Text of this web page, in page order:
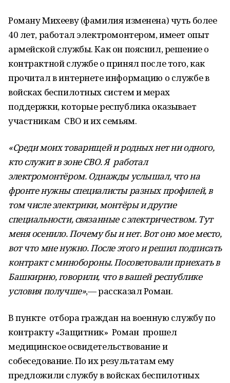
Роману Михееву (фамилия изменена) чуть более
40 лет, работал электромонтером, имеет опыт
армейской службы. Как он пояснил, решение о
контрактной службе о принял после того, как
прочитал в интернете информацию о службе в
войсках беспилотных систем и мерах
поддержки, которые республика оказывает
участникам СВО и их семьям.
«Среди моих товарищей и родных нет ни одного,
кто служит в зоне СВО. Я работал
электромонтёром. Однажды услышал, что на
фронте нужны специалисты разных профилей, в
том числе электрики, монтёры и другие
специальности, связанные с электричеством. Тут
меня осенило. Почему бы и нет. Вот оно мое место,
вот что мне нужно. После этого и решил подписать
контракт с минобороны. Посоветовали приехать в
Башкирию, говорили, что в вашей республике
условия получше»,— рассказал Роман.
В пункте отбора граждан на военную службу по
контракту «Защитник» Роман прошел
медицинское освидетельствование и
собеседование. По их результатам ему
предложили службу в войсках беспилотных